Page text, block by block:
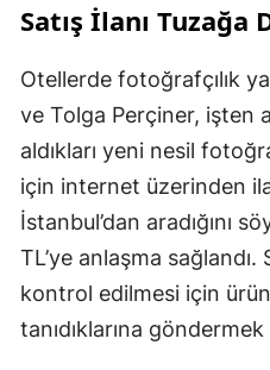
Satış İlanı Tuzağa
Otellerde fotoğrafçılık
ve Tolga Perçiner, işten
aldıkları yeni nesil
için internet üzerinden
İstanbul’dan aradığını
TL’ye anlaşma sağlandı.
kontrol edilmesi için
tanıdıklarına